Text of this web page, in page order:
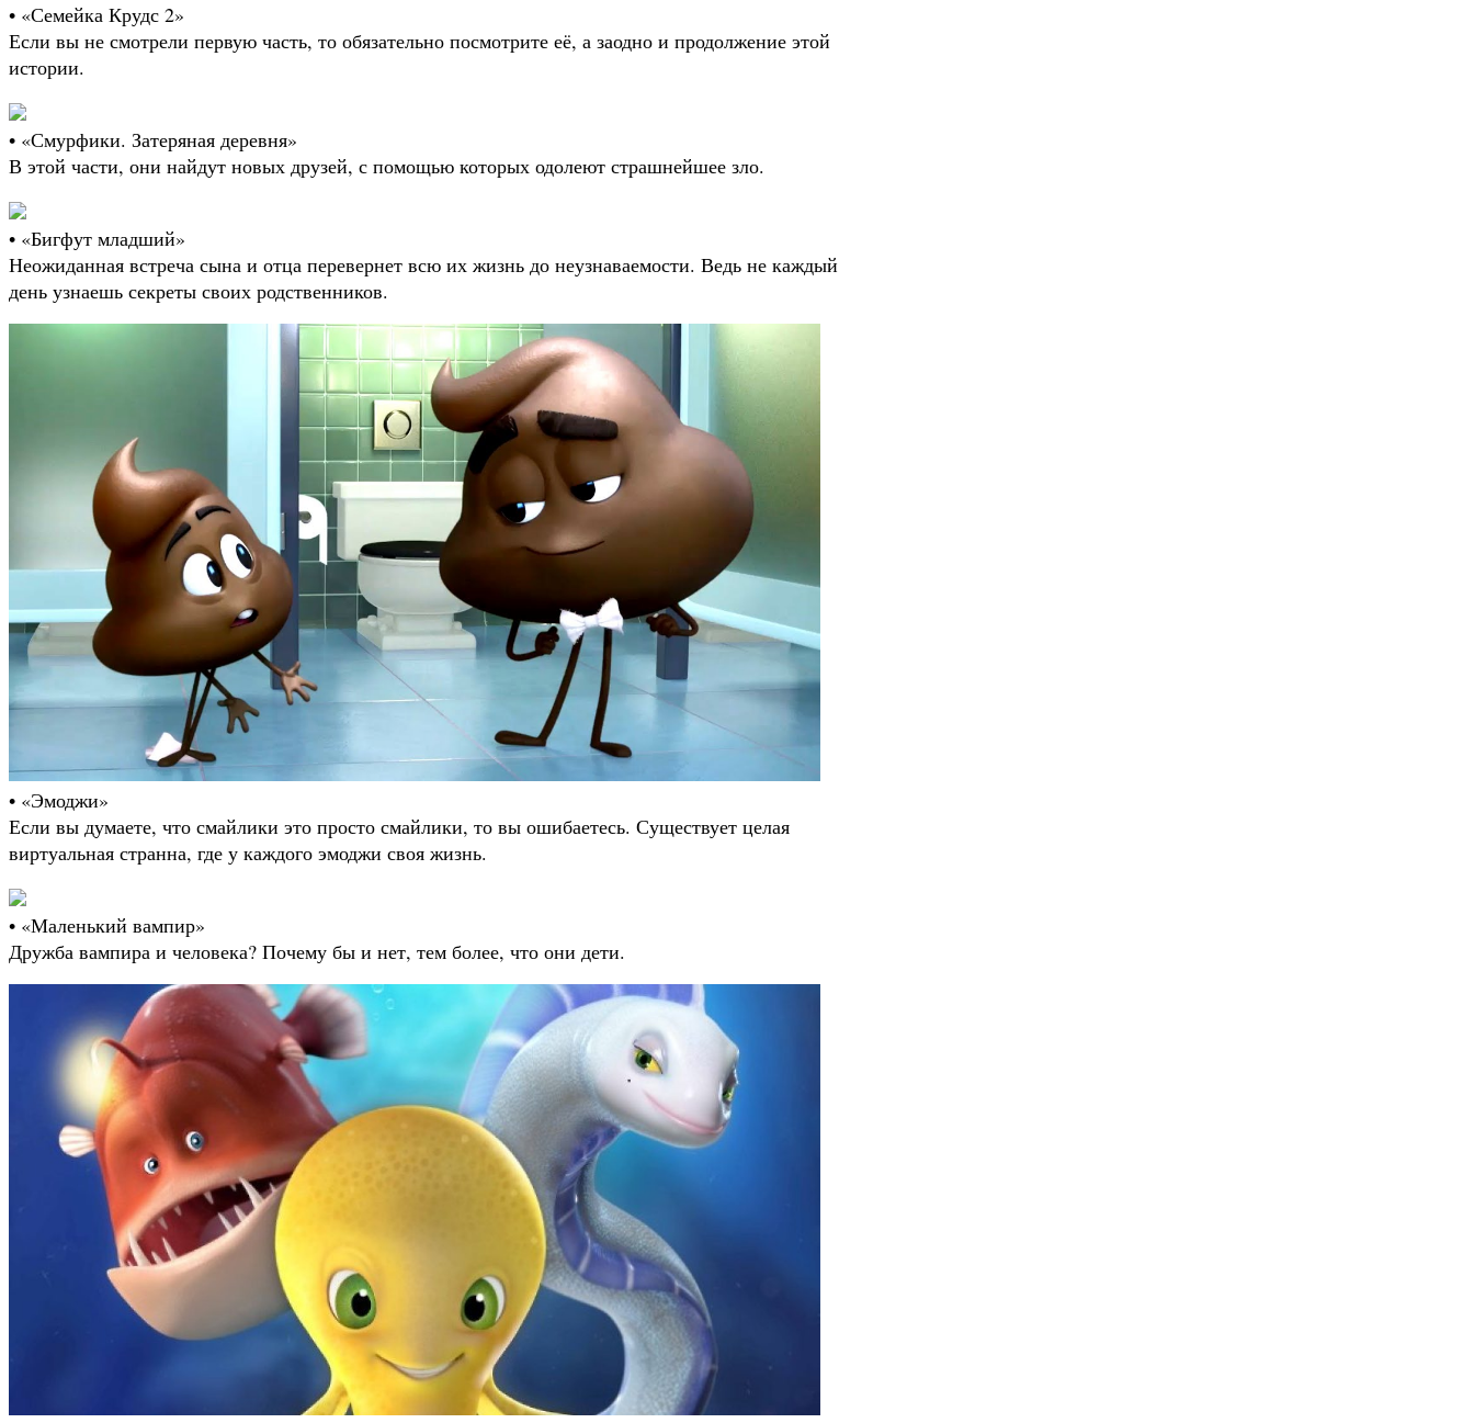
• «Семейка Крудс 2»
Если вы не смотрели первую часть, то обязательно посмотрите её, а заодно и продолжение этой
истории.
• «Смурфики. Затеряная деревня»
В этой части, они найдут новых друзей, с помощью которых одолеют страшнейшее зло.
• «Бигфут младший»
Неожиданная встреча сына и отца перевернет всю их жизнь до неузнаваемости. Ведь не каждый
день узнаешь секреты своих родственников.
• «Эмоджи»
Если вы думаете, что смайлики это просто смайлики, то вы ошибаетесь. Существует целая
виртуальная странна, где у каждого эмоджи своя жизнь.
• «Маленький вампир»
Дружба вампира и человека? Почему бы и нет, тем более, что они дети.